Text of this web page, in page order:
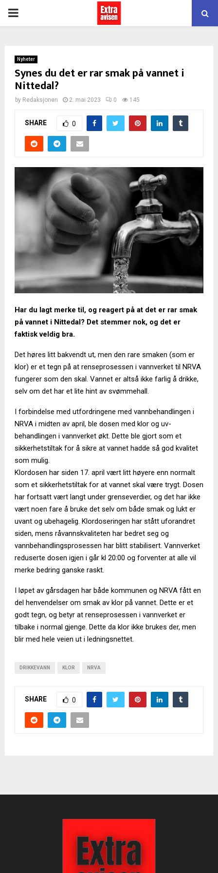
PRIMARY
Nyheter
Synes du det er rar smak på vannet i
Nittedal?
by Redaksjonen 2. mai 2023 0 145
SHARE 0
Har du lagt merke til, og reagert på at det er rar smak
på vannet i Nittedal? Det stemmer nok, og det er
faktisk veldig bra.
Det høres litt bakvendt ut, men den rare smaken (som er
klor) er et tegn på at renseprosessen i vannverket til NRVA
fungerer som den skal. Vannet er altså ikke farlig å drikke,
selv om det har et lite hint av svømmehall.
I forbindelse med utfordringene med vannbehandlingen i
NRVA i midten av april, ble dosen med klor og uv-
behandlingen i vannverket økt. Dette ble gjort som et
sikkerhetstiltak for å sikre at vannet hadde så god kvalitet
som mulig.
Klordosen har siden 17. april vært litt høyere enn normalt
som et sikkerhetstiltak for at vannet skal være trygt. Dosen
har fortsatt vært langt under grenseverdier, og det har ikke
vært noen fare å bruke det selv om både smak og lukt er
uvant og ubehagelig. Klordoseringen har stått uforandret
siden, mens råvannskvaliteten har bedret seg og
vannbehandlingsprosessen har blitt stabilisert. Vannverket
reduserte dosen igjen i går kl 20:00 og forventer at alle vil
merke bedring ganske raskt.
I løpet av gårsdagen har både kommunen og NRVA fått en
del henvendelser om smak av klor på vannet. Dette er et
godt tegn, og betyr at renseprosessen i vannverket er
tilbake i normal gjenge. Dette da klor ikke brukes der, men
blir med hele veien ut i ledningsnettet.
DRIKKEVANN KLOR NRVA
SHARE 0